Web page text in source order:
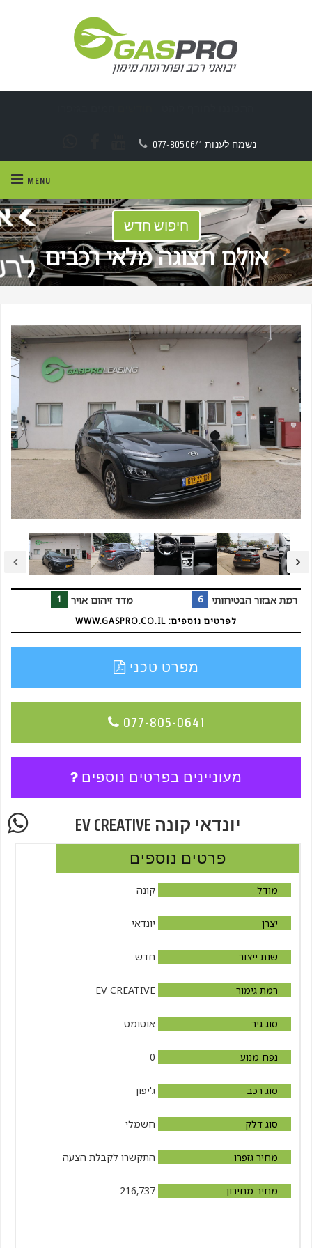
חסכו עד!20%מהמחירון
077-8050641נשמח לענות
MENU
חיפוש חדש
אולם תצוגה מלאי רכבים
רמת אבזור הבטיחותי 6 מדד זיהום אויר
1
לפרטים נוספים: WWW.GASPRO.CO.IL
מפרט טכני
077-805-0641
מעוניינים בפרטים נוספים
יונדאי קונה EV CREATIVE
פרטים נוספים
קונה מודל
יונדאי יצרן
חדש שנת ייצור
EV CREATIVE רמת גימור
אוטומט סוג גיר
נפח מנוע
ג'יפון סוג רכב
חשמלי סוג דלק
התקשרו לקבלת הצעה מחיר גזפרו
216,737 מחיר מחירון